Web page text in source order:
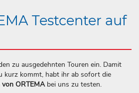
Test­center auf
zu ausgedehnten Touren ein. Damit
kurz kommt, habt ihr ab sofort die
ORTEMAbei uns zu testen.